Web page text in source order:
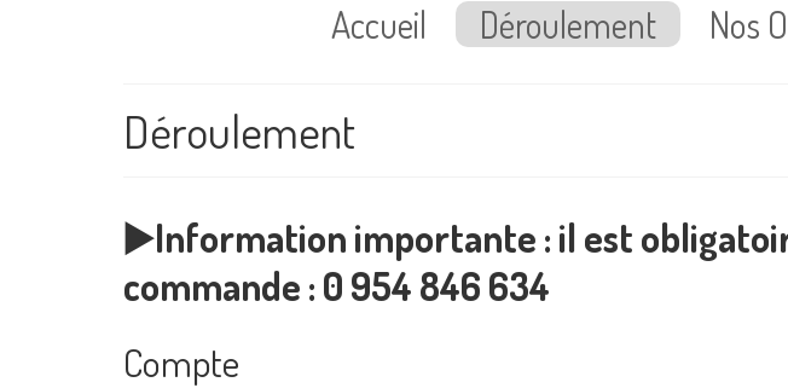
Accueil Déroulement Nos
Déroulement
▶️​Information importante : il est
commande : 0 954 846 634
Compte